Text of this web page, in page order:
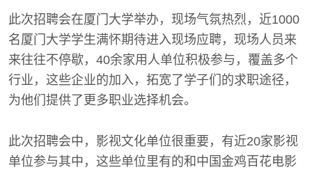
此次招聘会在厦门大学举办，现场气氛热烈，近1000
名厦门大学学生满怀期待进入现场应聘，现场人员来
来往往不停歇，40余家用人单位积极参与，覆盖多个
行业，这些企业的加入，拓宽了学子们的求职途径，
为他们提供了更多职业选择机会。
此次招聘会中，影视文化单位很重要，有近20家影视
单位参与其中，这些单位里有的和中国金鸡百花电影